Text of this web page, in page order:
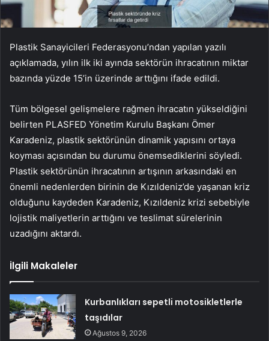
Plastik Sanayicileri Federasyonu’ndan yapılan yazılı
açıklamada, yılın ilk iki ayında sektörün ihracatının miktar
bazında yüzde 15’in üzerinde arttığını ifade edildi.
Tüm bölgesel gelişmelere rağmen ihracatın yükseldiğini
belirten PLASFED Yönetim Kurulu Başkanı Ömer
Karadeniz, plastik sektörünün dinamik yapısını ortaya
koyması açısından bu durumu önemsediklerini söyledi.
Plastik sektörünün ihracatının artışının arkasındaki en
önemli nedenlerden birinin de Kızıldeniz’de yaşanan kriz
olduğunu kaydeden Karadeniz, Kızıldeniz krizi sebebiyle
lojistik maliyetlerin arttığını ve teslimat sürelerinin
uzadığını aktardı.
İlgili Makaleler
Kurbanlıkları sepetli motosikletlerle
taşıdılar
Ağustos 9, 2026